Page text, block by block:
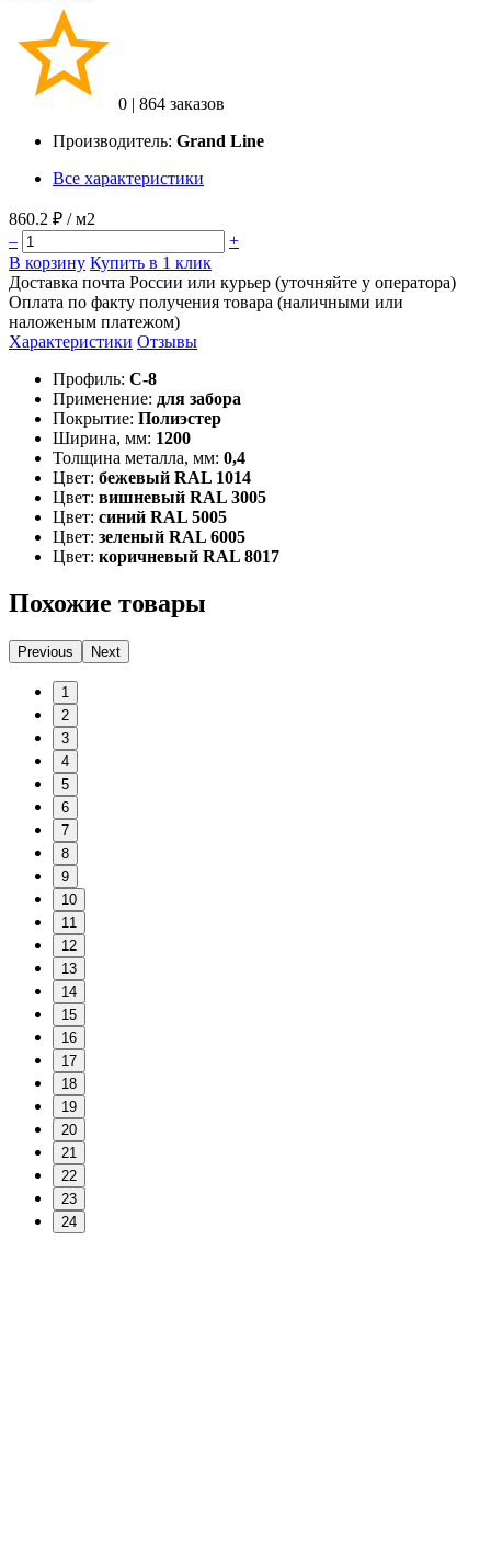
0 | 864 заказов
Производитель: Grand Line
Все характеристики
860.2 ₽ / м2
–
+
В корзину Купить в 1 клик
Доставка почта России или курьер (уточняйте у оператора)
Оплата по факту получения товара (наличными или
наложеным платежом)
Характеристики Отзывы
Профиль: С-8
Применение: для забора
Покрытие: Полиэстер
Ширина, мм: 1200
Толщина металла, мм: 0,4
Цвет: бежевый RAL 1014
Цвет: вишневый RAL 3005
Цвет: синий RAL 5005
Цвет: зеленый RAL 6005
Цвет: коричневый RAL 8017
Похожие товары
Previous Next
1
2
3
4
5
6
7
8
9
10
11
12
13
14
15
16
17
18
19
20
21
22
23
24